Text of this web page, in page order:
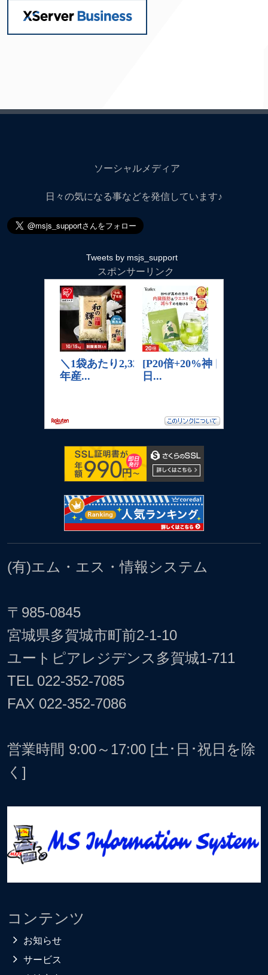
ソーシャルメディア
日々の気になる事などを発信しています♪
Tweets by msjs_support
スポンサーリンク
(有)エム・エス・情報システム
〒985-0845
宮城県多賀城市町前2-1-10
ユートピアレジデンス多賀城1-711
TEL 022-352-7085
FAX 022-352-7086
営業時間 9:00～17:00 [土･日･祝日を除
く]
コンテンツ
お知らせ
サービス